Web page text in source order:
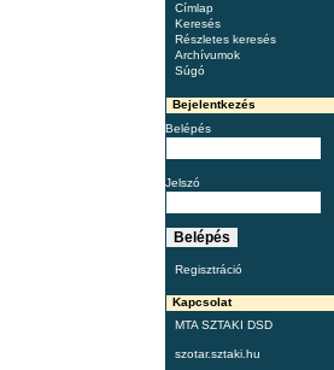
Címlap
Keresés
Részletes keresés
Archívumok
Súgó
Bejelentkezés
Belépés
Jelszó
Regisztráció
Kapcsolat
MTA SZTAKI DSD
szotar.sztaki.hu